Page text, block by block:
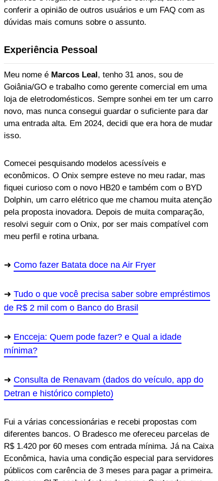
conferir a opinião de outros usuários e um FAQ com as
dúvidas mais comuns sobre o assunto.
Experiência Pessoal
Meu nome é Marcos Leal, tenho 31 anos, sou de
Goiânia/GO e trabalho como gerente comercial em uma
loja de eletrodomésticos. Sempre sonhei em ter um carro
novo, mas nunca consegui guardar o suficiente para dar
uma entrada alta. Em 2024, decidi que era hora de mudar
isso.
Comecei pesquisando modelos acessíveis e
econômicos. O Onix sempre esteve no meu radar, mas
fiquei curioso com o novo HB20 e também com o BYD
Dolphin, um carro elétrico que me chamou muita atenção
pela proposta inovadora. Depois de muita comparação,
resolvi seguir com o Onix, por ser mais compatível com
meu perfil e rotina urbana.
Como fazer Batata doce na Air Fryer
Tudo o que você precisa saber sobre empréstimos
de R$ 2 mil com o Banco do Brasil
Encceja: Quem pode fazer? e Qual a idade
mínima?
Consulta de Renavam (dados do veículo, app do
Detran e histórico completo)
Fui a várias concessionárias e recebi propostas com
diferentes bancos. O Bradesco me ofereceu parcelas de
R$ 1.420 por 60 meses com entrada mínima. Já na Caixa
Econômica, havia uma condição especial para servidores
públicos com carência de 3 meses para pagar a primeira.